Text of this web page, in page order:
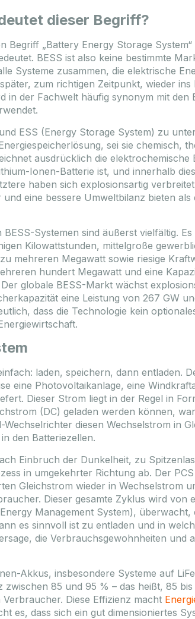
dieser Begriff?
Begriff „Battery Energy Storage
BESS ist also keine bestimmte
Systeme zusammen, die elektrische
zum richtigen Zeitpunkt, wieder
in der Fachwelt häufig synonym mit den
ESS (Energy Storage System) zu
sei sie chemisch,
ausdrücklich die elektrochemische
Ionen-Batterie ist, und innerhalb
haben sich explosionsartig
eine bessere Umweltbilanz bieten
Systemen sind äußerst vielfältig. Es
Kilowattstunden, mittelgroße
mehreren Megawatt sowie riesige
hundert Megawatt und eine
globale BESS-Markt wächst
eine Leistung von 267 GW
dass die Technologie kein
laden, speichern, dann entladen.
eine Photovoltaikanlage, eine
Dieser Strom liegt in der Regel in
(DC) geladen werden können,
diesen Wechselstrom in
den Batteriezellen.
Einbruch der Dunkelheit, zu
in umgekehrter Richtung ab. Der
Gleichstrom wieder in Wechselstrom
Dieser gesamte Zyklus wird von
Management System), überwacht,
es sinnvoll ist zu entladen und in
die Verbrauchsgewohnheiten und
Akkus, insbesondere Systeme auf
85 und 95 % – das heißt, 85
Diese Effizienz macht
es, dass sich ein gut dimensioniertes
15kW Hybrid HV 3
+ 12kWh HV Heated
storage bundle
P3-15.0-SMART-EP12 PLUS
132 kg
1200x1100x600 mm
13 Stück
TO FAVOURITES
/ Anmelden
Sie sich an, um die Preise
Auslauf
Enerack
Code
Abmessungen des
Pakets
Budapest:
DATASHEET